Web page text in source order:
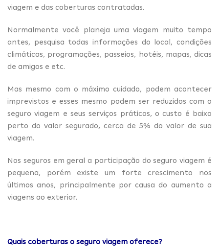
viagem e das coberturas contratadas.
Normalmente você planeja uma viagem muito tempo
antes, pesquisa todas informações do local, condições
climáticas, programações, passeios, hotéis, mapas, dicas
de amigos e etc.
Mas mesmo com o máximo cuidado, podem acontecer
imprevistos e esses mesmo podem ser reduzidos com o
seguro viagem e seus serviços práticos, o custo é baixo
perto do valor segurado, cerca de 5% do valor de sua
viagem.
Nos seguros em geral a participação do seguro viagem é
pequena, porém existe um forte crescimento nos
últimos anos, principalmente por causa do aumento a
viagens ao exterior.
Quais coberturas o seguro viagem oferece?